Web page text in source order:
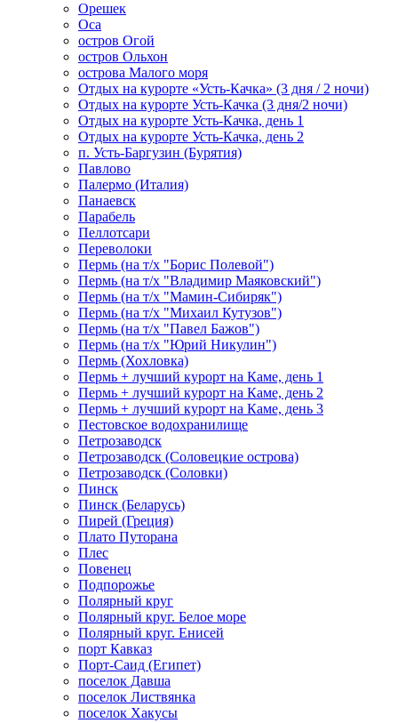
Орешек
Оса
остров Огой
остров Ольхон
острова Малого моря
Отдых на курорте «Усть-Качка» (3 дня / 2 ночи)
Отдых на курорте Усть-Качка (3 дня/2 ночи)
Отдых на курорте Усть-Качка, день 1
Отдых на курорте Усть-Качка, день 2
п. Усть-Баргузин (Бурятия)
Павлово
Палермо (Италия)
Панаевск
Парабель
Пеллотсари
Переволоки
Пермь (на т/х "Борис Полевой")
Пермь (на т/х "Владимир Маяковский")
Пермь (на т/х "Мамин-Сибиряк")
Пермь (на т/х "Михаил Кутузов")
Пермь (на т/х "Павел Бажов")
Пермь (на т/х "Юрий Никулин")
Пермь (Хохловка)
Пермь + лучший курорт на Каме, день 1
Пермь + лучший курорт на Каме, день 2
Пермь + лучший курорт на Каме, день 3
Пестовское водохранилище
Петрозаводск
Петрозаводск (Соловецкие острова)
Петрозаводск (Соловки)
Пинск
Пинск (Беларусь)
Пирей (Греция)
Плато Путорана
Плес
Повенец
Подпорожье
Полярный круг
Полярный круг. Белое море
Полярный круг. Енисей
порт Кавказ
Порт-Саид (Египет)
поселок Давша
поселок Листвянка
поселок Хакусы